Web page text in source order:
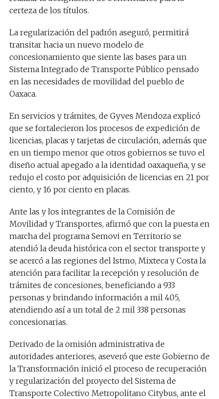
certeza de los títulos.
La regularización del padrón aseguró, permitirá
transitar hacia un nuevo modelo de
concesionamiento que siente las bases para un
Sistema Integrado de Transporte Público pensado
en las necesidades de movilidad del pueblo de
Oaxaca.
En servicios y trámites, de Gyves Mendoza explicó
que se fortalecieron los procesos de expedición de
licencias, placas y tarjetas de circulación, además que
en un tiempo menor que otros gobiernos se tuvo el
diseño actual apegado a la identidad oaxaqueña, y se
redujo el costo por adquisición de licencias en 21 por
ciento, y 16 por ciento en placas.
Ante las y los integrantes de la Comisión de
Movilidad y Transportes, afirmó que con la puesta en
marcha del programa Semovi en Territorio se
atendió la deuda histórica con el sector transporte y
se acercó a las regiones del Istmo, Mixteca y Costa la
atención para facilitar la recepción y resolución de
trámites de concesiones, beneficiando a 933
personas y brindando información a mil 405,
atendiendo así a un total de 2 mil 338 personas
concesionarias.
Derivado de la omisión administrativa de
autoridades anteriores, aseveró que este Gobierno de
la Transformación inició el proceso de recuperación
y regularización del proyecto del Sistema de
Transporte Colectivo Metropolitano Citybus, ante el